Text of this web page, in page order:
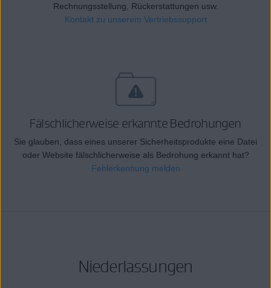
Rechnungsstellung, Rückerstattungen usw.
Kontakt zu unserem Vertriebssupport
Fälschlicherweise erkannte Bedrohungen
Sie glauben, dass eines unserer Sicherheitsprodukte eine Datei
oder Website fälschlicherweise als Bedrohung erkannt hat?
Fehlerkennung melden
Niederlassungen